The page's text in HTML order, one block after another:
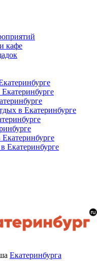
кафе
в Екатеринбурге
Екатеринбурге
Екатеринбурга